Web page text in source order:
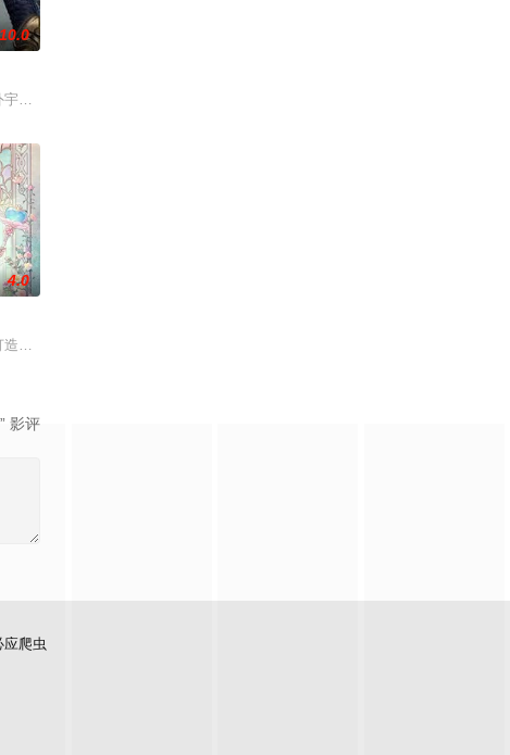
为 以镜湖道院为起点，凭借坚毅无畏的心志与利落果决的刀法身手，惩处奸
10.0
宙，两个宇宙彼此为敌，域外宇宙由天魔统治，域内宇宙分为神界，仙界，凡
合“风轮”也会以声优的身份参加，
子的君王下一秒竟然变成嗜血凶兽……“明”失去了一切在乎的人，这个
4.0
『花仙子』全新动画 新作将继承经典、结合潮流、呈现崭新的花仙子世界。
影评
应爬虫